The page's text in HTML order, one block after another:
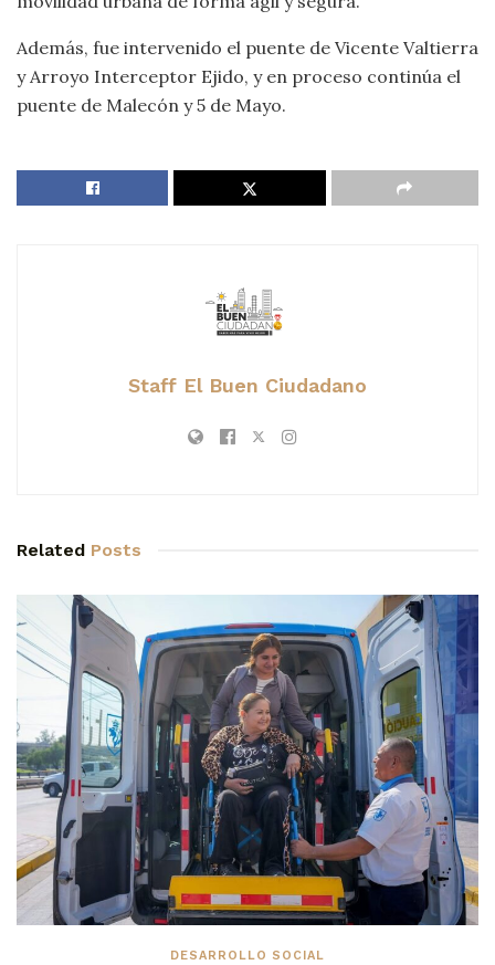
Además, fue intervenido el puente de Vicente Valtierra
y Arroyo Interceptor Ejido, y en proceso continúa el
puente de Malecón y 5 de Mayo.
Staff El Buen Ciudadano
Related Posts
DESARROLLO SOCIAL